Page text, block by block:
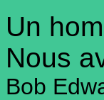
Un
Nous
Bob